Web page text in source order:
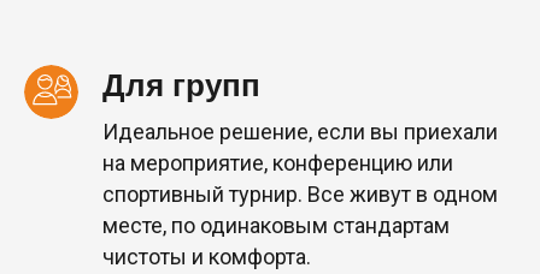
Для групп
Идеальное решение, если вы приехали
на мероприятие, конференцию или
спортивный турнир. Все живут в одном
месте, по одинаковым стандартам
чистоты и комфорта.